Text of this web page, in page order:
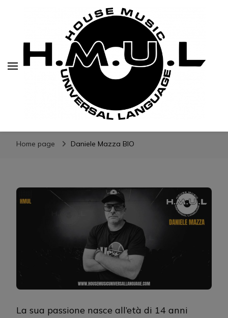
H.M.U.L.
www.housemusicuniversallanguage.com
Home page Daniele Mazza BIO
La sua passione nasce all’età di 14 anni